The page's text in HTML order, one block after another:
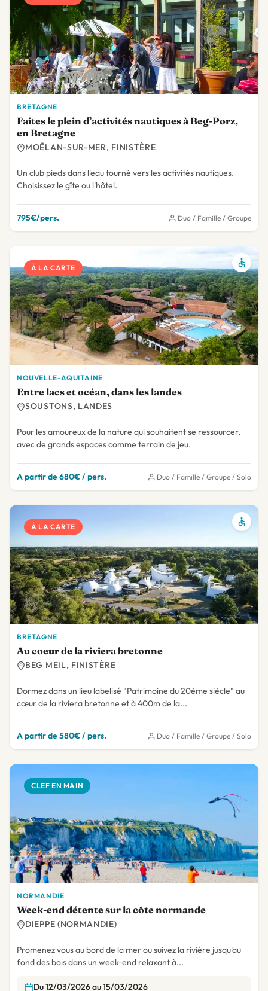
BRETAGNE
Faites le plein d’activités nautiques à Beg-Porz,
en Bretagne
MOËLAN-SUR-MER, FINISTÈRE
Un club pieds dans l'eau tourné vers les activités nautiques.
Choisissez le gîte ou l'hôtel.
795€/pers. Duo / Famille / Groupe
À LA CARTE
NOUVELLE-AQUITAINE
Entre lacs et océan, dans les landes
SOUSTONS, LANDES
Pour les amoureux de la nature qui souhaitent se ressourcer,
avec de grands espaces comme terrain de jeu.
A partir de 680€ / pers. Duo / Famille / Groupe / Solo
À LA CARTE
BRETAGNE
Au coeur de la riviera bretonne
BEG MEIL, FINISTÈRE
Dormez dans un lieu labelisé "Patrimoine du 20ème siècle" au
cœur de la riviera bretonne et à 400m de la...
A partir de 580€ / pers. Duo / Famille / Groupe / Solo
CLEF EN MAIN
NORMANDIE
Week-end détente sur la côte normande
DIEPPE (NORMANDIE)
Promenez vous au bord de la mer ou suivez la rivière jusqu'au
fond des bois dans un week-end relaxant à...
Du 12/03/2026 au 15/03/2026